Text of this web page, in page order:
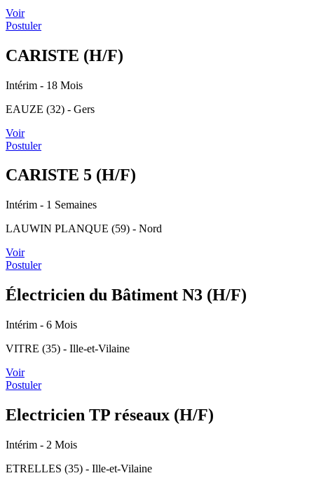
Voir
Postuler
CARISTE (H/F)
Intérim - 18 Mois
EAUZE (32) - Gers
Voir
Postuler
CARISTE 5 (H/F)
Intérim - 1 Semaines
LAUWIN PLANQUE (59) - Nord
Voir
Postuler
Électricien du Bâtiment N3 (H/F)
Intérim - 6 Mois
VITRE (35) - Ille-et-Vilaine
Voir
Postuler
Electricien TP réseaux (H/F)
Intérim - 2 Mois
ETRELLES (35) - Ille-et-Vilaine